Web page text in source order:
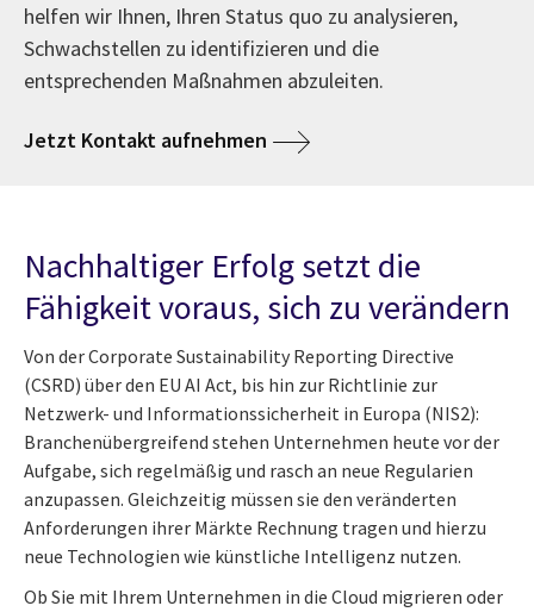
helfen wir Ihnen, Ihren Status quo zu analysieren,
Schwachstellen zu identifizieren und die
entsprechenden Maßnahmen abzuleiten.
Jetzt Kontakt aufnehmen
Nachhaltiger Erfolg setzt die
Fähigkeit voraus, sich zu verändern
Von der Corporate Sustainability Reporting Directive
(CSRD) über den EU AI Act, bis hin zur Richtlinie zur
Netzwerk- und Informationssicherheit in Europa (NIS2):
Branchenübergreifend stehen Unternehmen heute vor der
Aufgabe, sich regelmäßig und rasch an neue Regularien
anzupassen. Gleichzeitig müssen sie den veränderten
Anforderungen ihrer Märkte Rechnung tragen und hierzu
neue Technologien wie künstliche Intelligenz nutzen.
Ob Sie mit Ihrem Unternehmen in die Cloud migrieren oder